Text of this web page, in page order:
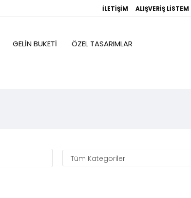
İLETIŞIM ALIŞVERIŞ LISTEM
GELIN BUKETI ÖZEL TASARIMLAR